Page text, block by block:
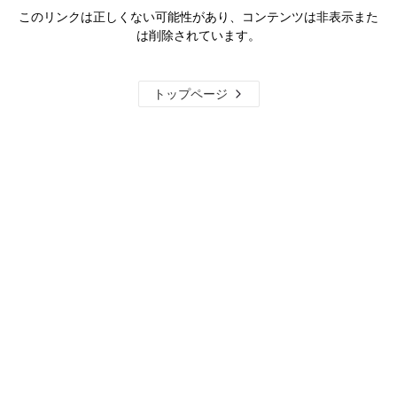
このリンクは正しくない可能性があり、コンテンツは非表示また
は削除されています。
トップページ